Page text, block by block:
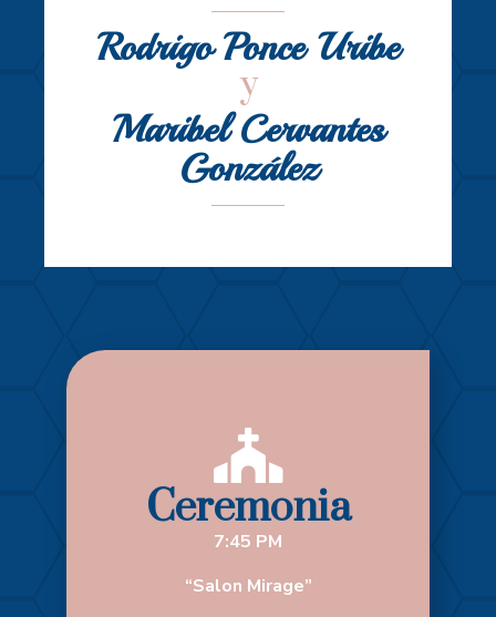
Rodrigo Ponce Uribe
y
Maribel Cervantes
González
Ceremonia
7:45 PM
“Salon Mirage”